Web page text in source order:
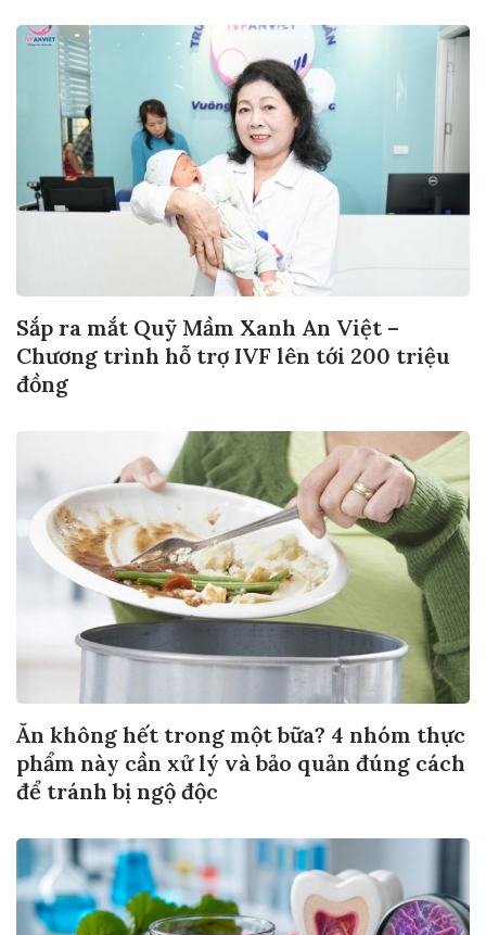
Sắp ra mắt Quỹ Mầm Xanh An Việt –
Chương trình hỗ trợ IVF lên tới 200 triệu
đồng
Ăn không hết trong một bữa? 4 nhóm thực
phẩm này cần xử lý và bảo quản đúng cách
để tránh bị ngộ độc